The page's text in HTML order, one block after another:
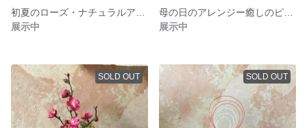
展示中
展示中
SOLD OUT SOLD OUT